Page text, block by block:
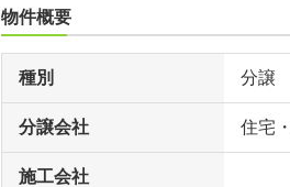
物件概要
種別 分譲
分譲会社 住宅
施工会社